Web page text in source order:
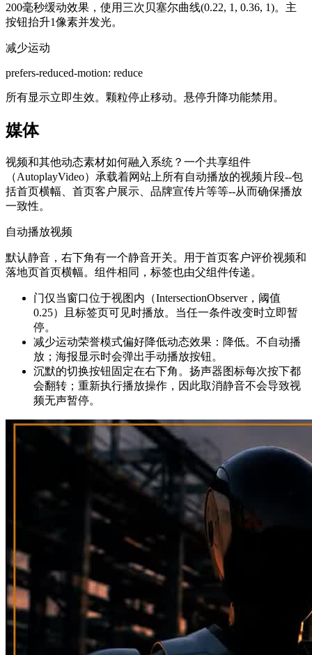
200毫秒缓动效果，使用三次贝塞尔曲线(0.22, 1, 0.36, 1)。主
按钮抬升1像素并发光。
减少运动
prefers-reduced-motion: reduce
所有显示立即生效。颗粒停止移动。悬停升降功能禁用。
媒体
视频和其他动态素材如何融入系统？一个共享组件
（AutoplayVideo）承载着网站上所有自动播放的视频片段--包
括首页横幅、首页客户展示、品牌宣传片等等--从而确保播放
一致性。
自动播放视频
默认静音，右下角有一个静音开关。用于首页客户评价视频和
落地页首页横幅。组件相同，标签也由父组件传递。
门仅当窗口位于视图内（IntersectionObserver，阈值
0.25）且标签页可见时播放。当任一条件改变时立即暂
停。
减少运动荣誉模式偏好降低动态效果：降低。不自动播
放；海报显示时会弹出手动播放按钮。
沉默的切换按钮固定在右下角。扬声器图标每次按下都
会翻转；重新执行播放操作，因此取消静音不会导致视
频无声暂停。